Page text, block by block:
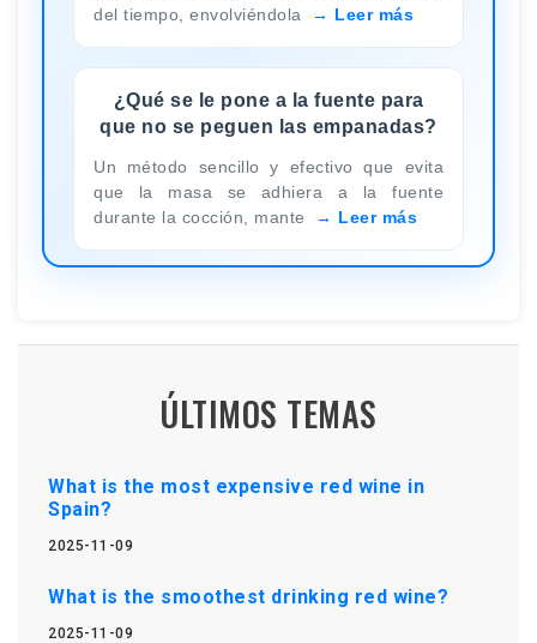
del tiempo, envolviéndola
Leer más
¿Qué se le pone a la fuente para
que no se peguen las empanadas?
Un método sencillo y efectivo que evita
que la masa se adhiera a la fuente
durante la cocción, mante
Leer más
ÚLTIMOS TEMAS
What is the most expensive red wine in
Spain?
2025-11-09
What is the smoothest drinking red wine?
2025-11-09